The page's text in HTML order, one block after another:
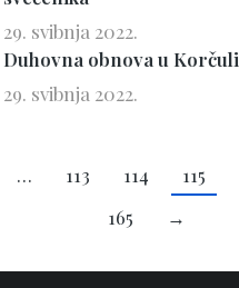
29. svibnja 2022.
Duhovna obnova u Korčuli
29. svibnja 2022.
… 113 114 115
165
→